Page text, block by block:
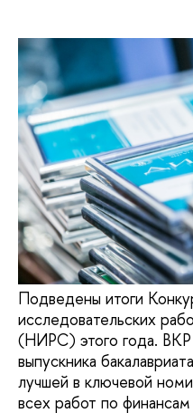
Подведены итоги
исследовательских
(НИРС) этого года. ВКР
выпускника
лучшей в ключевой
всех работ по